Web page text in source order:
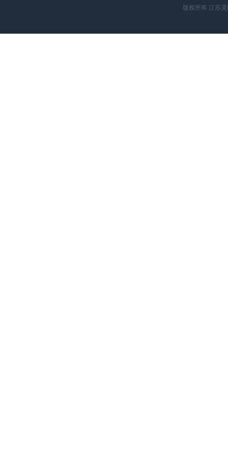
版权所有 江苏